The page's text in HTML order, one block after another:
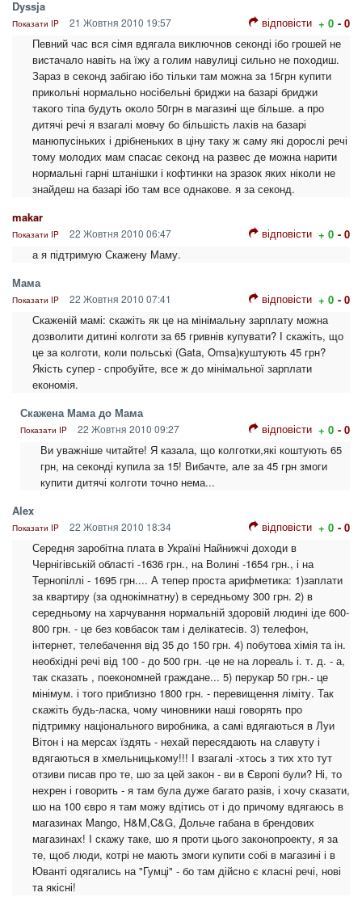
Dyssja
Показати IP 21 Жовтня 2010 19:57 відповісти + 0 - 0
Певний час вся сімя вдягала виключнов секонді ібо грошей не
вистачало навіть на їжу а голим навулиці сильно не походиш.
Зараз в секонд забігаю ібо тільки там можна за 15грн купити
прикольні нормально носібельні бриджи на базарі бриджи
такого тіпа будуть около 50грн в магазині ще більше. а про
дитячі речі я взагалі мовчу бо більшість лахів на базарі
манюпусіньких і дрібненьких в ціну таку ж саму які дорослі речі
тому молодих мам спасає секонд на развес де можна нарити
нормальні гарні штанішки і кофтинки на зразок яких ніколи не
знайдеш на базарі ібо там все однакове. я за секонд.
makar
Показати IP 22 Жовтня 2010 06:47 відповісти + 0 - 0
а я підтримую Скажену Маму.
Мама
Показати IP 22 Жовтня 2010 07:41 відповісти + 0 - 0
Скаженій мамі: скажіть як це на мінімальну зарплату можна
дозволити дитині колготи за 65 гривнів купувати? І скажіть, що
це за колготи, коли польські (Gata, Omsa)куштують 45 грн?
Якість супер - спробуйте, все ж до мінімальної зарплати
економія.
Скажена Мама до Мама
Показати IP 22 Жовтня 2010 09:27 відповісти + 0 - 0
Ви уважніше читайте! Я казала, що колготки,які коштують 65
грн, на секонді купила за 15! Вибачте, але за 45 грн змоги
купити дитячі колготи точно нема...
Alex
Показати IP 22 Жовтня 2010 18:34 відповісти + 0 - 0
Середня заробітна плата в Україні Найнижчі доходи в
Чернігівській області -1636 грн., на Волині -1654 грн., і на
Тернопіллі - 1695 грн.... А тепер проста арифметика: 1)заплати
за квартиру (за однокімнатну) в середньому 300 грн. 2) в
середньому на харчування нормальній здоровій людині іде 600-
800 грн. - це без ковбасок там і делікатесів. 3) телефон,
інтернет, телебачення від 35 до 150 грн. 4) побутова хімія та ін.
необхідні речі від 100 - до 500 грн. -це не на лореаль і. т. д. - а,
так сказать , поекономней граждане... 5) перукар 50 грн.- це
мінімум. і того приблизно 1800 грн. - перевищення ліміту. Так
скажіть будь-ласка, чому чиновники наші говорять про
підтримку національного виробника, а самі вдягаються в Луи
Вітон і на мерсах їздять - нехай пересядають на славуту і
вдягаються в хмельницькому!!! І взагалі -хтось з тих хто тут
отзиви писав про те, шо за цей закон - ви в Європі були? Ні, то
нехрен і говорить - я там була дуже багато разів, і хочу сказати,
шо на 100 євро я там можу вдітись от і до причому вдягаюсь в
магазинах Mango, H&M,C&G, Дольче габана в брендових
магазинах! І скажу таке, шо я проти цього законопроекту, я за
те, щоб люди, котрі не мають змоги купити собі в магазині і в
Юванті одягались на "Гумці" - бо там дійсно є класні речі, нові
та якісні!